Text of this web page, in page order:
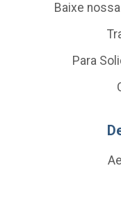
Baixe
Para